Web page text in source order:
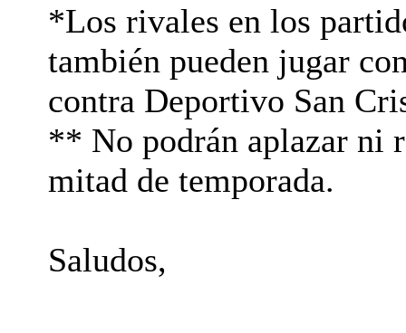
*Los rivales en los
también pueden jugar
contra Deportivo San
** No podrán aplazar ni
mitad de temporada.
Saludos,